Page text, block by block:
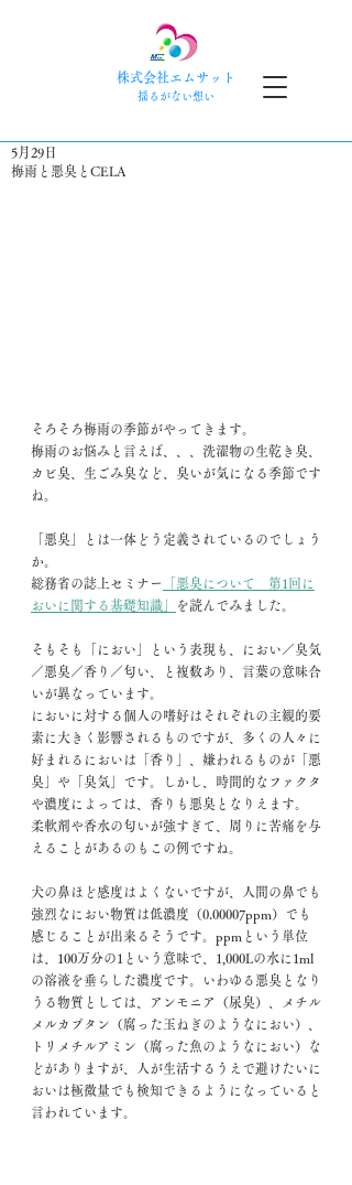
株式会社エムサット
​揺るがない想い
梅雨と悪臭とCELA
5月29日
そろそろ梅雨の季節がやってきます。
梅雨のお悩みと言えば、、、洗濯物の生乾き臭、
カビ臭、生ごみ臭など、臭いが気になる季節です
ね。
「悪臭」とは一体どう定義されている のでしょう
か。
総務省の誌上セミナー
「悪臭について　第1回に
おいに関する基礎知識」
を読んでみました。
そもそも「におい」という表現も、におい／臭気
／悪臭／香り／匂い、と複数あり、言葉の意味合
いが異なっています。
においに対する個人の嗜好はそれぞれの主観的要
素に大きく影響されるものですが、多くの人々に
好まれるにおいは「香り」、嫌われるものが「悪
臭」や「臭気」です。しかし、時間的なファクタ
や濃度によっては、香りも悪臭となりえます。
柔軟剤や香水の匂いが強すぎて、周りに苦痛を与
えることがあるのもこの例ですね。
犬の鼻ほど感度はよくないですが、人間の鼻でも
強烈なにおい物質は低濃度（0.00007ppm）でも
感じることが出来るそうです。ppmという単位
は、100万分の1という意味で、1,000Lの水に1ml
の溶液を垂らした濃度です。いわゆる悪臭となり
うる物質としては、アンモニア（尿臭）、メチル
メルカプタン（腐った玉ねぎのようなにおい）、
トリメチルアミン（腐った魚のようなにおい）な
どがありますが、人が生活するうえで避けたいに
おいは極微量でも検知できるようになっていると
言われています。